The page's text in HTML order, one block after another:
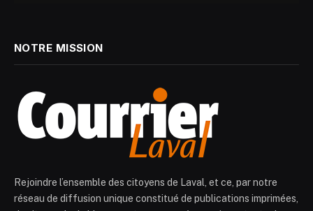
NOTRE MISSION
Rejoindre l’ensemble des citoyens de Laval, et ce, par notre
réseau de diffusion unique constitué de publications imprimées,